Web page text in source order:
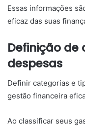
Essas informações
eficaz das suas
Definição de
despesas
Definir categorias e
gestão financeira
Ao classificar seus